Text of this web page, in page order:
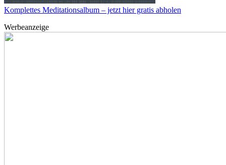
Komplettes Meditationsalbum – jetzt hier gratis abholen
Werbeanzeige